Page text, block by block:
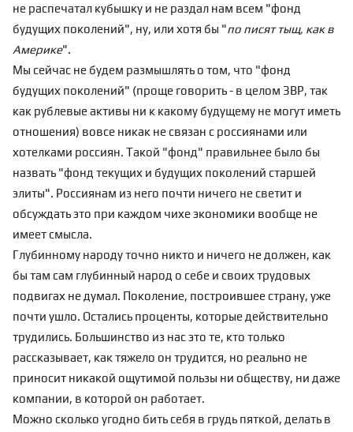
не распечатал кубышку и не раздал нам всем "фонд
будущих поколений", ну, или хотя бы "по писят тыщ, как в
Америке".
Мы сейчас не будем размышлять о том, что "фонд
будущих поколений" (проще говорить - в целом ЗВР, так
как рублевые активы ни к какому будущему не могут иметь
отношения) вовсе никак не связан с россиянами или
хотелками россиян. Такой "фонд" правильнее было бы
назвать "фонд текущих и будущих поколений старшей
элиты". Россиянам из него почти ничего не светит и
обсуждать это при каждом чихе экономики вообще не
имеет смысла.
Глубинному народу точно никто и ничего не должен, как
бы там сам глубинный народ о себе и своих трудовых
подвигах не думал. Поколение, построившее страну, уже
почти ушло. Остались проценты, которые действительно
трудились. Большинство из нас это те, кто только
рассказывает, как тяжело он трудится, но реально не
приносит никакой ощутимой пользы ни обществу, ни даже
компании, в которой он работает.
Можно сколько угодно бить себя в грудь пяткой, делать в